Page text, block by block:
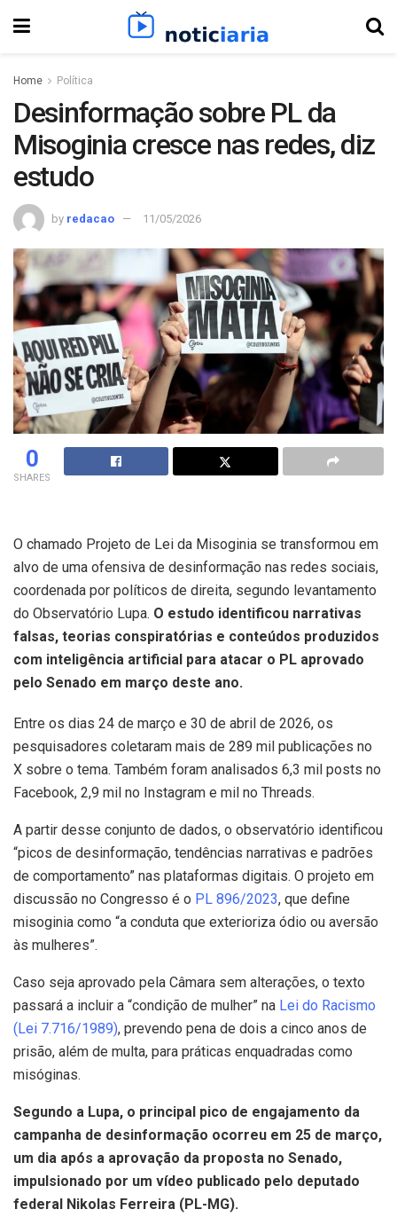
Home Política
Desinformação sobre PL da
Misoginia cresce nas redes, diz
estudo
by redacao 11/05/2026
0
SHARES
O chamado Projeto de Lei da Misoginia se transformou em
alvo de uma ofensiva de desinformação nas redes sociais,
coordenada por políticos de direita, segundo levantamento
do Observatório Lupa. O estudo identificou narrativas
falsas, teorias conspiratórias e conteúdos produzidos
com inteligência artificial para atacar o PL aprovado
pelo Senado em março deste ano.
Entre os dias 24 de março e 30 de abril de 2026, os
pesquisadores coletaram mais de 289 mil publicações no
X sobre o tema. Também foram analisados 6,3 mil posts no
Facebook, 2,9 mil no Instagram e mil no Threads.
A partir desse conjunto de dados, o observatório identificou
“picos de desinformação, tendências narrativas e padrões
de comportamento” nas plataformas digitais. O projeto em
discussão no Congresso é o PL 896/2023, que define
misoginia como “a conduta que exterioriza ódio ou aversão
às mulheres”.
Caso seja aprovado pela Câmara sem alterações, o texto
passará a incluir a “condição de mulher” na Lei do Racismo
(Lei 7.716/1989), prevendo pena de dois a cinco anos de
prisão, além de multa, para práticas enquadradas como
misóginas.
Segundo a Lupa, o principal pico de engajamento da
campanha de desinformação ocorreu em 25 de março,
um dia após a aprovação da proposta no Senado,
impulsionado por um vídeo publicado pelo deputado
federal Nikolas Ferreira (PL-MG).